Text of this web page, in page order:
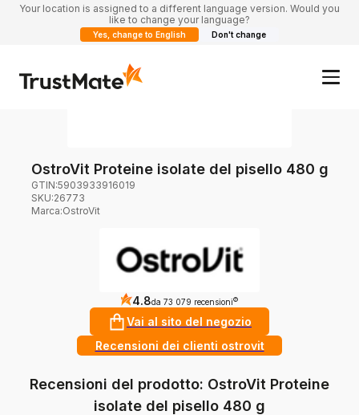
Your location is assigned to a different language version. Would you
like to change your language?
Yes, change to English Don't change
OstroVit Proteine isolate del pisello 480 g
GTIN:5903933916019
SKU:26773
Marca:OstroVit
4.8da 73 079 recensioni ?
Vai al sito del negozio
Recensioni dei clienti ostrovit
Recensioni del prodotto: OstroVit Proteine
isolate del pisello 480 g